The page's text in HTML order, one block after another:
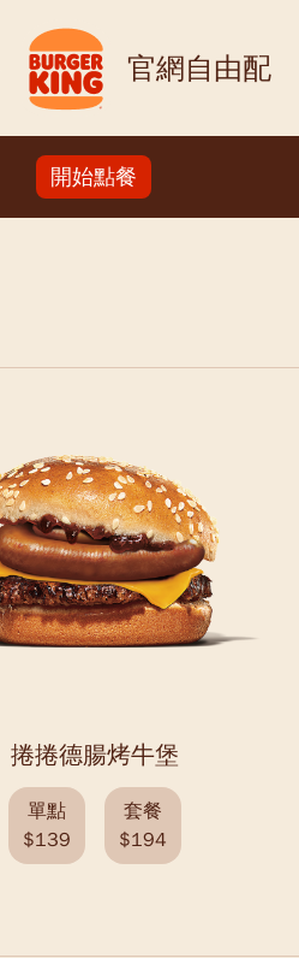
官網自由配
開始點餐
捲捲德腸烤牛堡
單點
$139
套餐
$194